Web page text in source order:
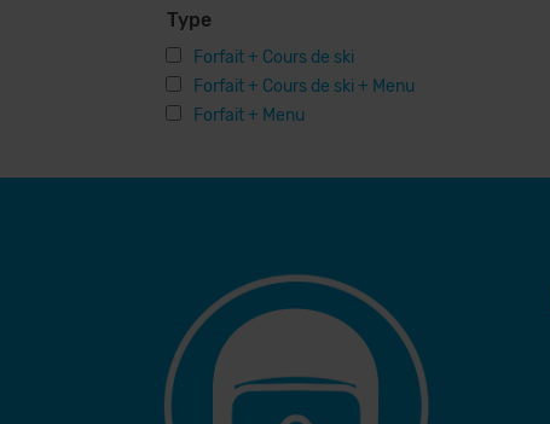
Type
Forfait + Cours de ski
Forfait + Cours de ski + Menu
Forfait + Menu